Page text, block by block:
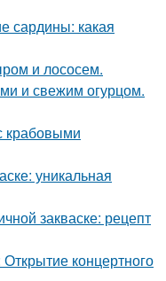
сардины: какая
и лососем.
и свежим огурцом.
крабовыми
уникальная
закваске: рецепт
концертного